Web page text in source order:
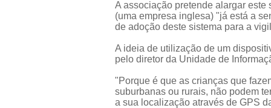
A associação pretende alargar
(uma empresa inglesa) "já está a
de adoção deste sistema para a
A ideia de utilização de um
pelo diretor da Unidade de
"Porque é que as crianças que
suburbanas ou rurais, não podem
a sua localização através de GPS